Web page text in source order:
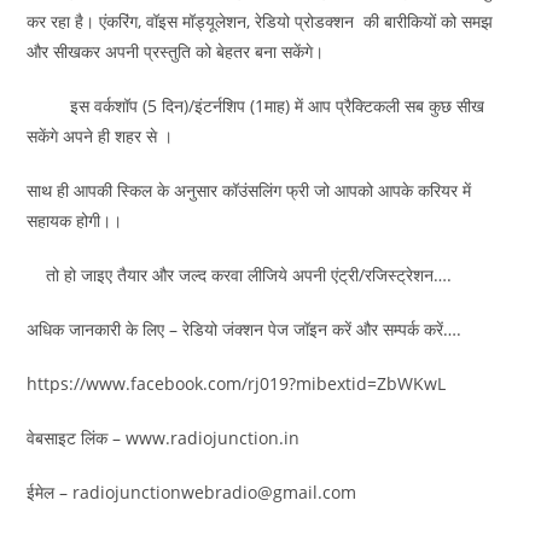
कर रहा है। एंकरिंग, वॉइस मॉड्यूलेशन, रेडियो प्रोडक्शन की बारीकियों को समझ
और सीखकर अपनी प्रस्तुति को बेहतर बना सकेंगे।
इस वर्कशॉप (5 दिन)/इंटर्नशिप (1माह) में आप प्रैक्टिकली सब कुछ सीख
सकेंगे अपने ही शहर से ।
साथ ही आपकी स्किल के अनुसार कॉउंसलिंग फ्री जो आपको आपके करियर में
सहायक होगी।।
तो हो जाइए तैयार और जल्द करवा लीजिये अपनी एंट्री/रजिस्ट्रेशन….
अधिक जानकारी के लिए – रेडियो जंक्शन पेज जॉइन करें और सम्पर्क करें….
https://www.facebook.com/rj019?mibextid=ZbWKwL
वेबसाइट लिंक – www.radiojunction.in
ईमेल – radiojunctionwebradio@gmail.com